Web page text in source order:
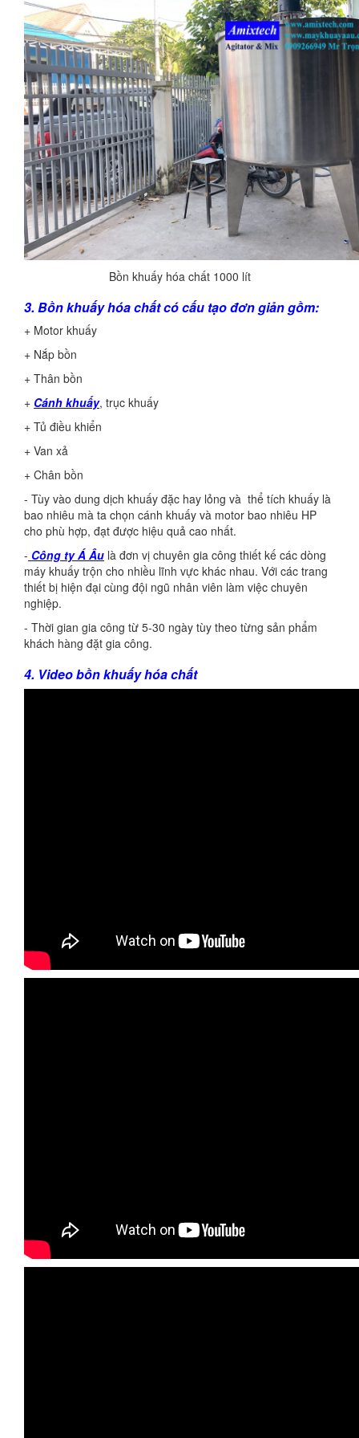
Bồn khuấy hóa chất 1000 lít
3. Bồn khuấy hóa chất có cấu tạo đơn giản gồm:
+ Motor khuấy
+ Nắp bồn
+ Thân bồn
+ Cánh khuấy, trục khuấy
+ Tủ điều khiển
+ Van xả
+ Chân bồn
- Tùy vào dung dịch khuấy đặc hay lỏng và thể tích khuấy là
bao nhiêu mà ta chọn cánh khuấy và motor bao nhiêu HP
cho phù hợp, đạt được hiệu quả cao nhất.
- Công ty Á Âu là đơn vị chuyên gia công thiết kế các dòng
máy khuấy trộn cho nhiều lĩnh vực khác nhau. Với các trang
thiết bị hiện đại cùng đội ngũ nhân viên làm việc chuyên
nghiệp.
- Thời gian gia công từ 5-30 ngày tùy theo từng sản phẩm
khách hàng đặt gia công.
4. Video bồn khuấy hóa chất